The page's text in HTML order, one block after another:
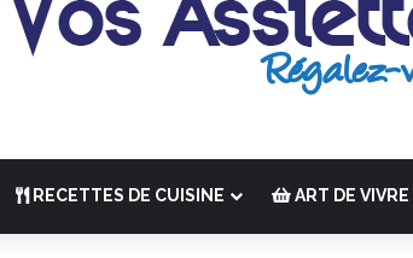
RECETTES DE CUISINE ART DE VIVRE